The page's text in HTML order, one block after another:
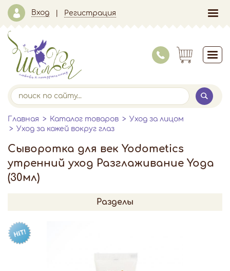
Вход Регистрация
Главная Каталог товаров
Уход за лицом
Уход за кожей вокруг глаз
Сыворотка для век Yodometics
утренний уход Разглаживание Yoga
(30мл)
Разделы